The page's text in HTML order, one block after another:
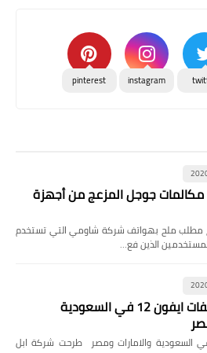
instagram
pinterest
جوجل المزعج من أجهزة
مطلب ملح بهواتف شركة شاومي التي تستخدم
الذين فع…
سعر ومواصفات ايفون 12 في السعودية
ايفون 12 برو في السعودية والامارات ومصر طرحت شركة ابل